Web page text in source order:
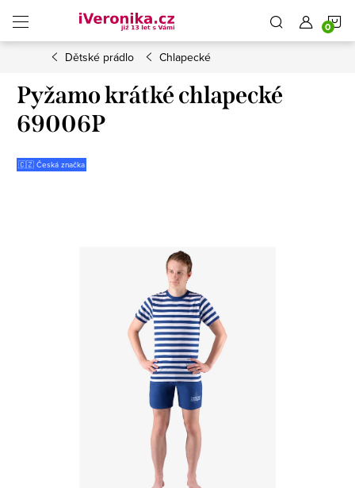
obsah
Dětské prádlo Chlapecké
Pyžamo krátké chlapecké
69006P
🇨🇿 Česká značka